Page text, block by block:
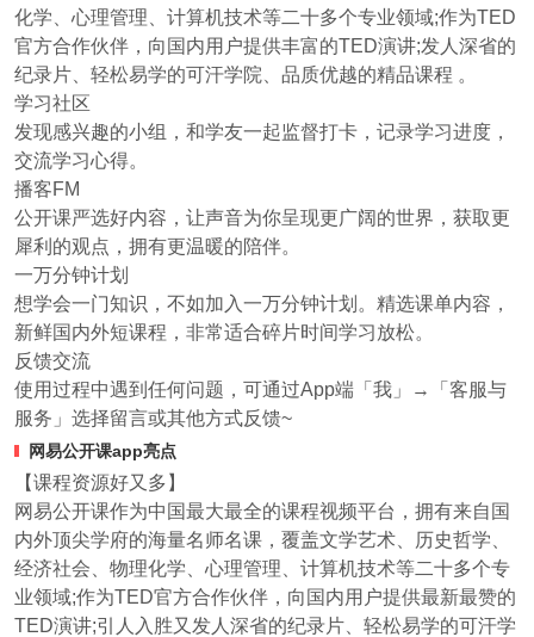
化学、心理管理、计算机技术等二十多个专业领域;作为TED
官方合作伙伴，向国内用户提供丰富的TED演讲;发人深省的
纪录片、轻松易学的可汗学院、品质优越的精品课程 。
学习社区
发现感兴趣的小组，和学友一起监督打卡，记录学习进度，
交流学习心得。
播客FM
公开课严选好内容，让声音为你呈现更广阔的世界，获取更
犀利的观点，拥有更温暖的陪伴。
一万分钟计划
想学会一门知识，不如加入一万分钟计划。精选课单内容，
新鲜国内外短课程，非常适合碎片时间学习放松。
反馈交流
使用过程中遇到任何问题，可通过App端「我」→「客服与
服务」选择留言或其他方式反馈~
网易公开课app亮点
【课程资源好又多】
网易公开课作为中国最大最全的课程视频平台，拥有来自国
内外顶尖学府的海量名师名课，覆盖文学艺术、历史哲学、
经济社会、物理化学、心理管理、计算机技术等二十多个专
业领域;作为TED官方合作伙伴，向国内用户提供最新最赞的
TED演讲;引人入胜又发人深省的纪录片、轻松易学的可汗学